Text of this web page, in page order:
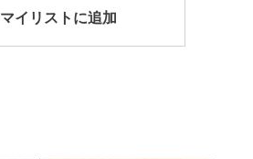
マイリストに追加